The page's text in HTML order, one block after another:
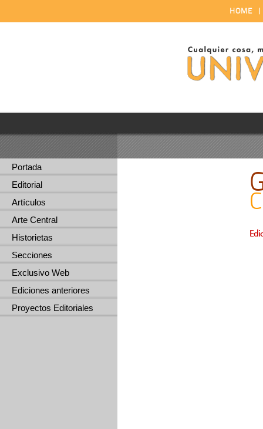
HOME
Portada
Editorial
Artículos
Arte Central
Historietas
Secciones
Exclusivo Web
Ediciones anteriores
Proyectos Editoriales